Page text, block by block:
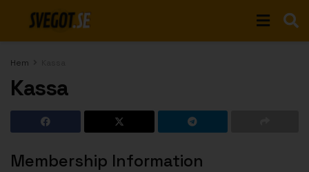
Hem
Kassa
Membership Information